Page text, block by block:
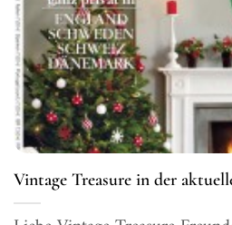
Vintage Treasure in der